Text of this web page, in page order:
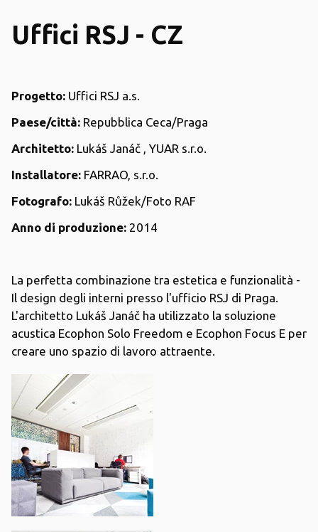
Uffici RSJ - CZ
Progetto: Uffici RSJ a.s.
Paese/città: Repubblica Ceca/Praga
Architetto: Lukáš Janáč , YUAR s.r.o.
Installatore: FARRAO, s.r.o.
Fotografo: Lukáš Růžek/Foto RAF
Anno di produzione: 2014
La perfetta combinazione tra estetica e funzionalità -
Il design degli interni presso l'ufficio RSJ di Praga.
L'architetto Lukáš Janáč ha utilizzato la soluzione
acustica Ecophon Solo Freedom e Ecophon Focus E per
creare uno spazio di lavoro attraente.